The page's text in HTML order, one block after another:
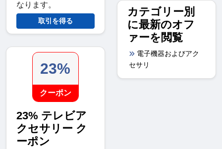
なります。
取引を得る
23%
クーポン
23% テレビア
クセサリー ク
ーポン
カテゴリー別
に最新のオフ
ァーを閲覧
電子機器およびアク
セサリ